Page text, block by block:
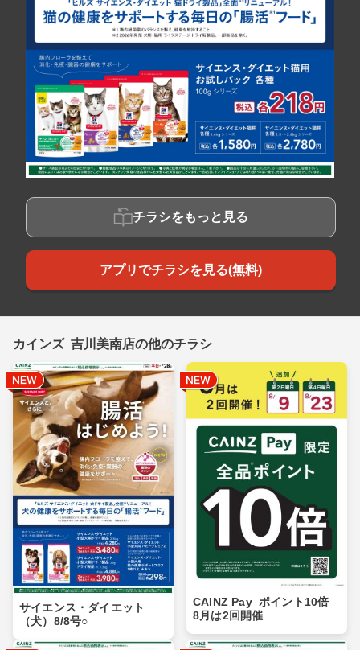
チラシをもっと見る
アプリでチラシを見る(無料)
カインズ 吉川美南店の他のチラシ
サイエンス・ダイエット
（犬）8/8号○
CAINZ Pay_ポイント10倍_
8月は2回開催